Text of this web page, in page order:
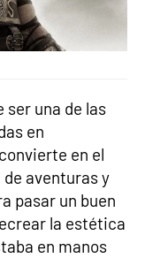
ser una de las
en
en el
aventuras y
pasar un buen
la estética
en manos